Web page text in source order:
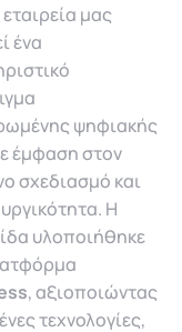
μας
ένα
ψηφιακής
έμφαση στον
σχεδιασμό και
Η
υλοποιήθηκε
, αξιοποιώντας
τεχνολογίες,